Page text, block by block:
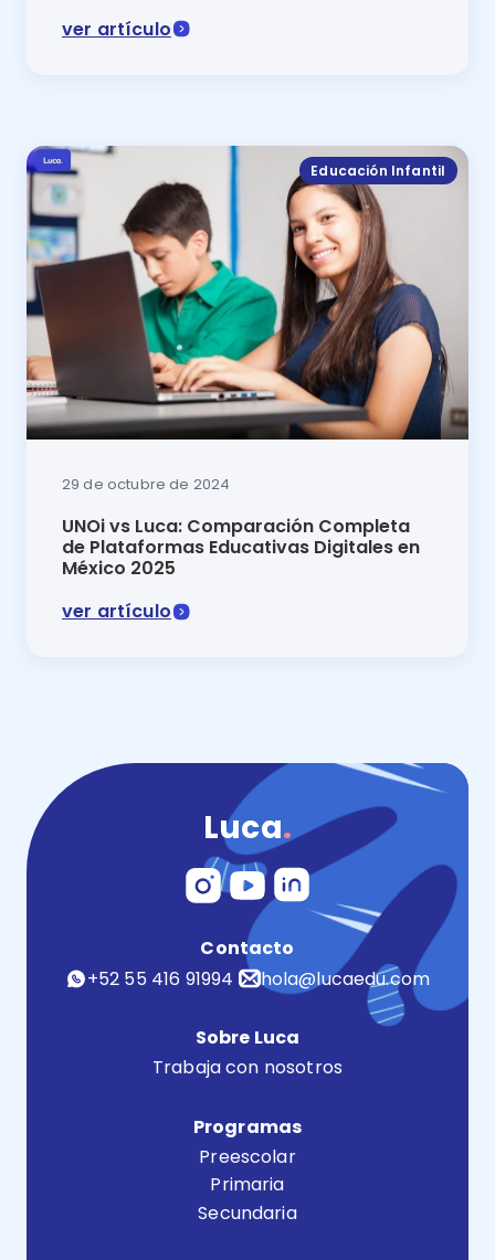
ver artículo
Educación Infantil
29 de octubre de 2024
UNOi vs Luca: Comparación Completa
de Plataformas Educativas Digitales en
México 2025
ver artículo
Luca.
Contacto
+52 55 416 91994
hola@lucaedu.com
Sobre Luca
Trabaja con nosotros
Programas
Preescolar
Primaria
Secundaria